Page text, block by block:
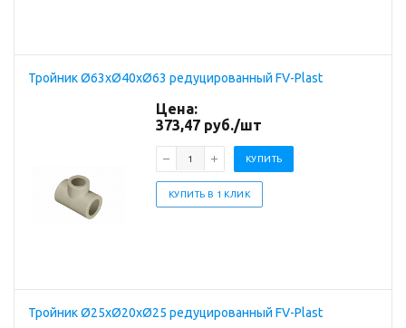
Тройник Ø63хØ40хØ63 редуцированный FV-Plast
Цена:
373,47 руб./шт
КУПИТЬ
КУПИТЬ В 1 КЛИК
Тройник Ø25хØ20хØ25 редуцированный FV-Plast